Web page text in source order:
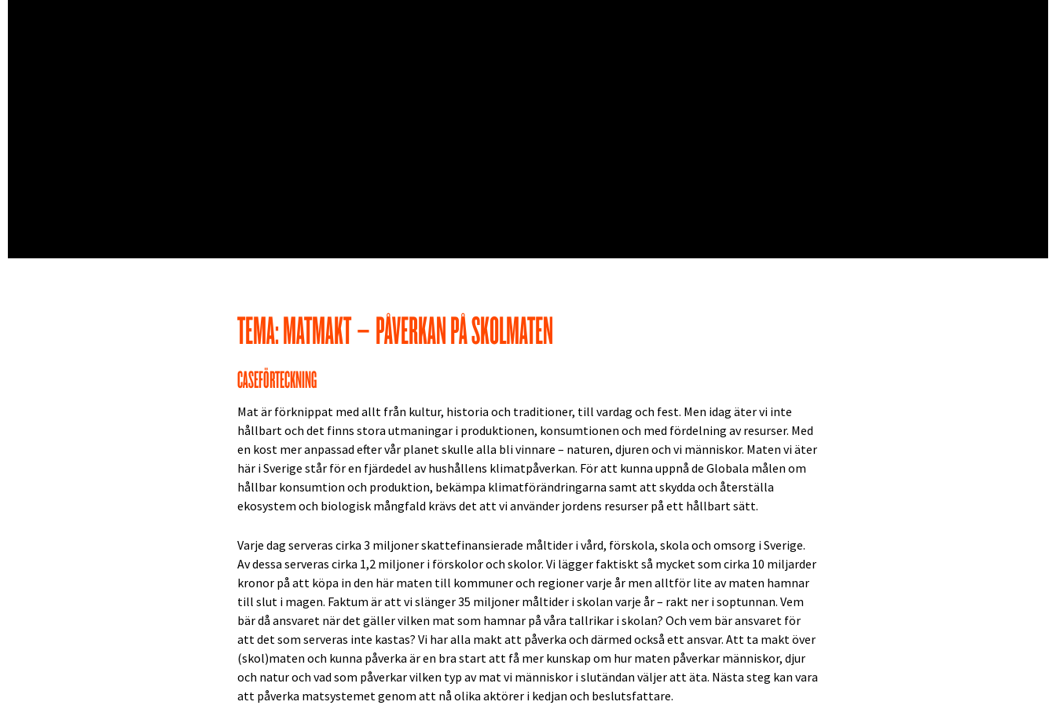
TEMA: MATMAKT – PÅVERKAN PÅ SKOLMATEN
CASEFÖRTECKNING
Mat är förknippat med allt från kultur, historia och traditioner, till vardag och fest. Men idag äter vi inte
hållbart och det finns stora utmaningar i produktionen, konsumtionen och med fördelning av resurser. Med
en kost mer anpassad efter vår planet skulle alla bli vinnare – naturen, djuren och vi människor. Maten vi äter
här i Sverige står för en fjärdedel av hushållens klimatpåverkan. För att kunna uppnå de Globala målen om
hållbar konsumtion och produktion, bekämpa klimatförändringarna samt att skydda och återställa
ekosystem och biologisk mångfald krävs det att vi använder jordens resurser på ett hållbart sätt.
Varje dag serveras cirka 3 miljoner skattefinansierade måltider i vård, förskola, skola och omsorg i Sverige.
Av dessa serveras cirka 1,2 miljoner i förskolor och skolor. Vi lägger faktiskt så mycket som cirka 10 miljarder
kronor på att köpa in den här maten till kommuner och regioner varje år men alltför lite av maten hamnar
till slut i magen. Faktum är att vi slänger 35 miljoner måltider i skolan varje år – rakt ner i soptunnan. Vem
bär då ansvaret när det gäller vilken mat som hamnar på våra tallrikar i skolan? Och vem bär ansvaret för
att det som serveras inte kastas? Vi har alla makt att påverka och därmed också ett ansvar. Att ta makt över
(skol)maten och kunna påverka är en bra start att få mer kunskap om hur maten påverkar människor, djur
och natur och vad som påverkar vilken typ av mat vi människor i slutändan väljer att äta. Nästa steg kan vara
att påverka matsystemet genom att nå olika aktörer i kedjan och beslutsfattare.